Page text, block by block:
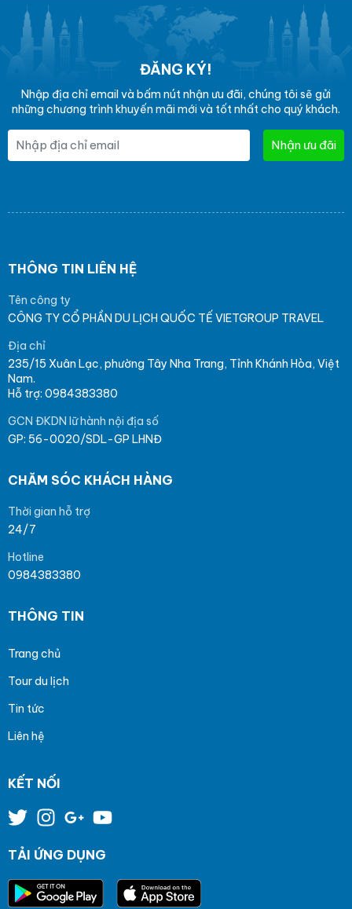
ĐĂNG KÝ!
Nhập địa chỉ email và bấm nút nhận ưu đãi, chúng tôi sẽ gửi
những chương trình khuyến mãi mới và tốt nhất cho quý khách.
Nhận ưu đãi
THÔNG TIN LIÊN HỆ
Tên công ty
CÔNG TY CỔ PHẦN DU LỊCH QUỐC TẾ VIETGROUP TRAVEL
Địa chỉ
235/15 Xuân Lạc, phường Tây Nha Trang, Tỉnh Khánh Hòa, Việt
Nam.
Hỗ trợ: 0984383380
GCN ĐKDN lữ hành nội địa số
GP: 56-0020/SDL-GP LHNĐ
CHĂM SÓC KHÁCH HÀNG
Thời gian hỗ trợ
24/7
Hotline
0984383380
THÔNG TIN
Trang chủ
Tour du lịch
Tin tức
Liên hệ
KẾT NỐI
TẢI ỨNG DỤNG